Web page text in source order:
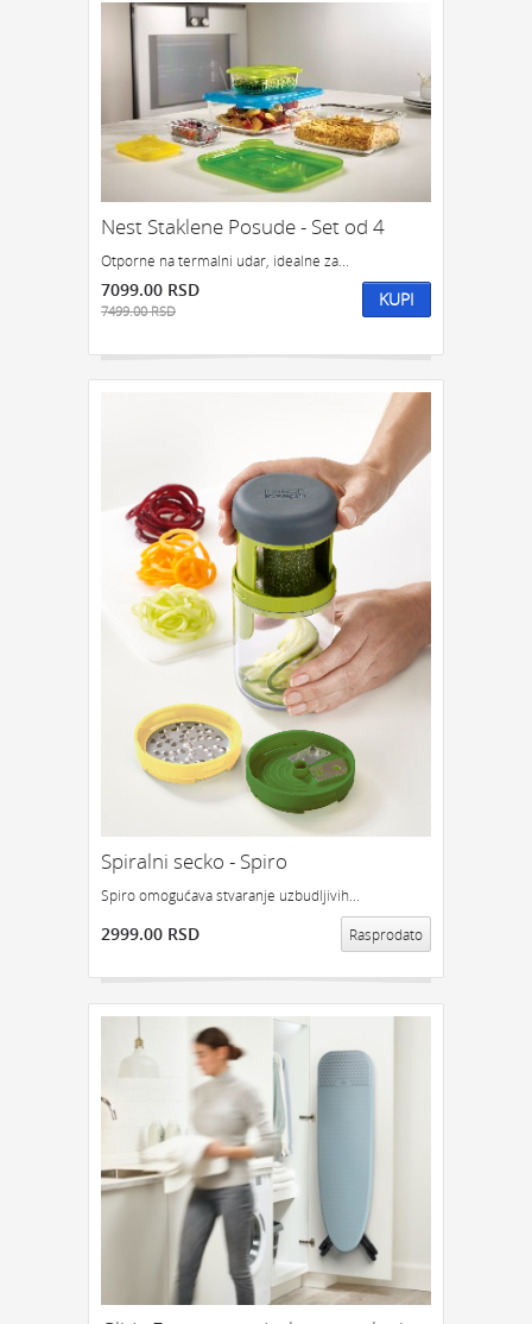
Nest Staklene Posude - Set od 4
Otporne na termalni udar, idealne za...
7099.00 RSD
7499.00 RSD
KUPI
Spiralni secko - Spiro
Spiro omogućava stvaranje uzbudljivih...
2999.00 RSD Rasprodato